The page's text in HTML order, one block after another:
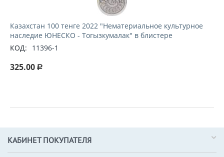
Казахстан 100 тенге 2022 "Нематериальное культурное
наследие ЮНЕСКО - Тогызкумалак" в блистере
КОД:
11396-1
325.00 Р
КАБИНЕТ ПОКУПАТЕЛЯ